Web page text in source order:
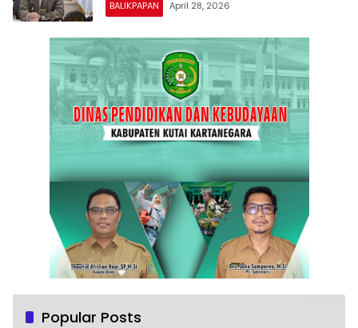
BALIKPAPAN April 28, 2026
Popular Posts